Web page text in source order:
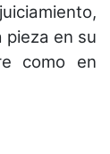
pieza en su
como en